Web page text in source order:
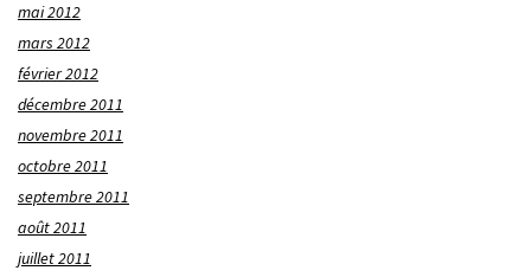
mai 2012
mars 2012
février 2012
décembre 2011
novembre 2011
octobre 2011
septembre 2011
août 2011
juillet 2011